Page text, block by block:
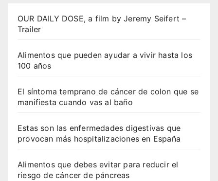
OUR DAILY DOSE, a film by Jeremy Seifert –
Trailer
Alimentos que pueden ayudar a vivir hasta los
100 años
El síntoma temprano de cáncer de colon que se
manifiesta cuando vas al baño
Estas son las enfermedades digestivas que
provocan más hospitalizaciones en España
Alimentos que debes evitar para reducir el
riesgo de cáncer de páncreas